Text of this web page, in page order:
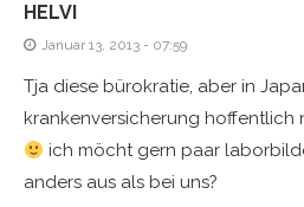
HELVI
Januar 13, 2013 - 07:59
Tja diese bürokratie, aber in
krankenversicherung hoffentlich
ich möcht gern paar
anders aus als bei uns?